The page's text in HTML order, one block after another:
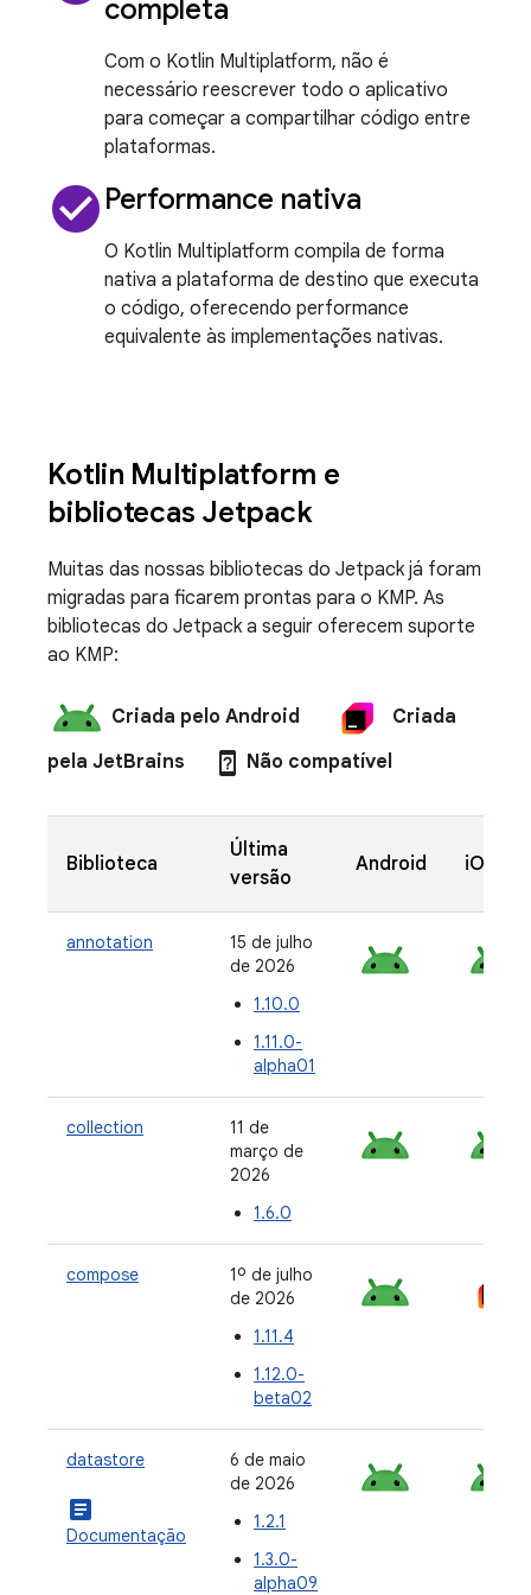
completa
Com o Kotlin Multiplatform, não é
necessário reescrever todo o aplicativo
para começar a compartilhar código entre
plataformas.
check_circle Performance nativa
O Kotlin Multiplatform compila de forma
nativa a plataforma de destino que executa
o código, oferecendo performance
equivalente às implementações nativas.
Kotlin Multiplatform e
bibliotecas Jetpack
Muitas das nossas bibliotecas do Jetpack já foram
migradas para ficarem prontas para o KMP. As
bibliotecas do Jetpack a seguir oferecem suporte
ao KMP:
Criada pelo Android
Criada
pela JetBrains
device_unknown Não compatível
Biblioteca
Última
versão
Android iOS
annotation
15 de julho
de 2026
1.10.0
1.11.0-
alpha01
collection
11 de
março de
2026
1.6.0
compose
1º de julho
de 2026
1.11.4
1.12.0-
beta02
datastore
article
Documentação
6 de maio
de 2026
1.2.1
1.3.0-
alpha09